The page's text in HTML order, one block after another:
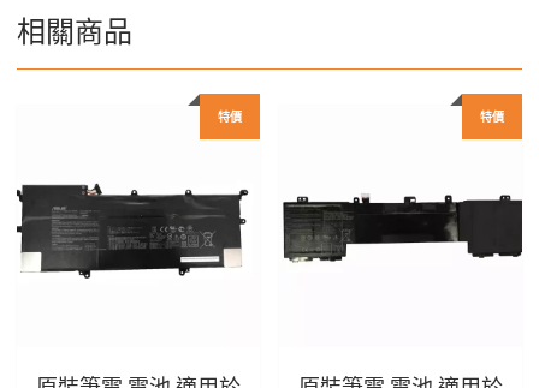
相關商品
特價 特價